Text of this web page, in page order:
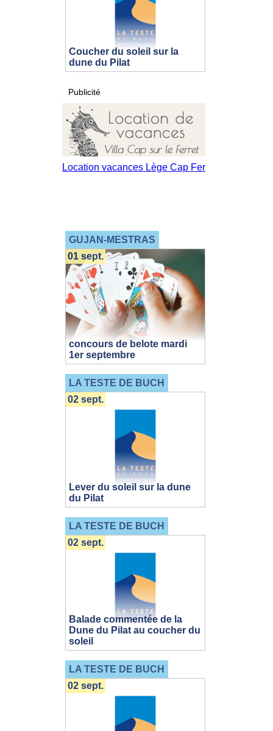
Coucher du soleil sur la
dune du Pilat
Publicité
GUJAN-MESTRAS
concours de belote mardi
1er septembre
01 sept.
LA TESTE DE BUCH
Lever du soleil sur la dune
du Pilat
02 sept.
LA TESTE DE BUCH
Balade commentée de la
Dune du Pilat au coucher du
soleil
02 sept.
LA TESTE DE BUCH
02 sept.